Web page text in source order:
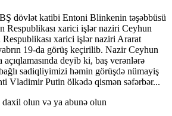
dövlət katibi Entoni Blinkenin təşəbbüsü
Respublikası xarici işlər naziri Ceyhun
xarici işlər naziri Ararat
19-da görüş keçirilib. Nazir Ceyhun
deyib ki, baş verənlərə
sadiqliyimizi həmin görüşdə nümayiş
Vladimir Putin ölkədə qismən səfərbər...
olun və ya abunə olun